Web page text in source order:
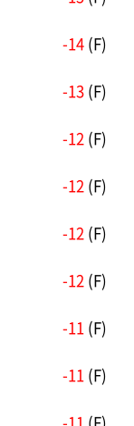
-14 (F)
-13 (F)
-12 (F)
-12 (F)
-12 (F)
-12 (F)
-11 (F)
-11 (F)